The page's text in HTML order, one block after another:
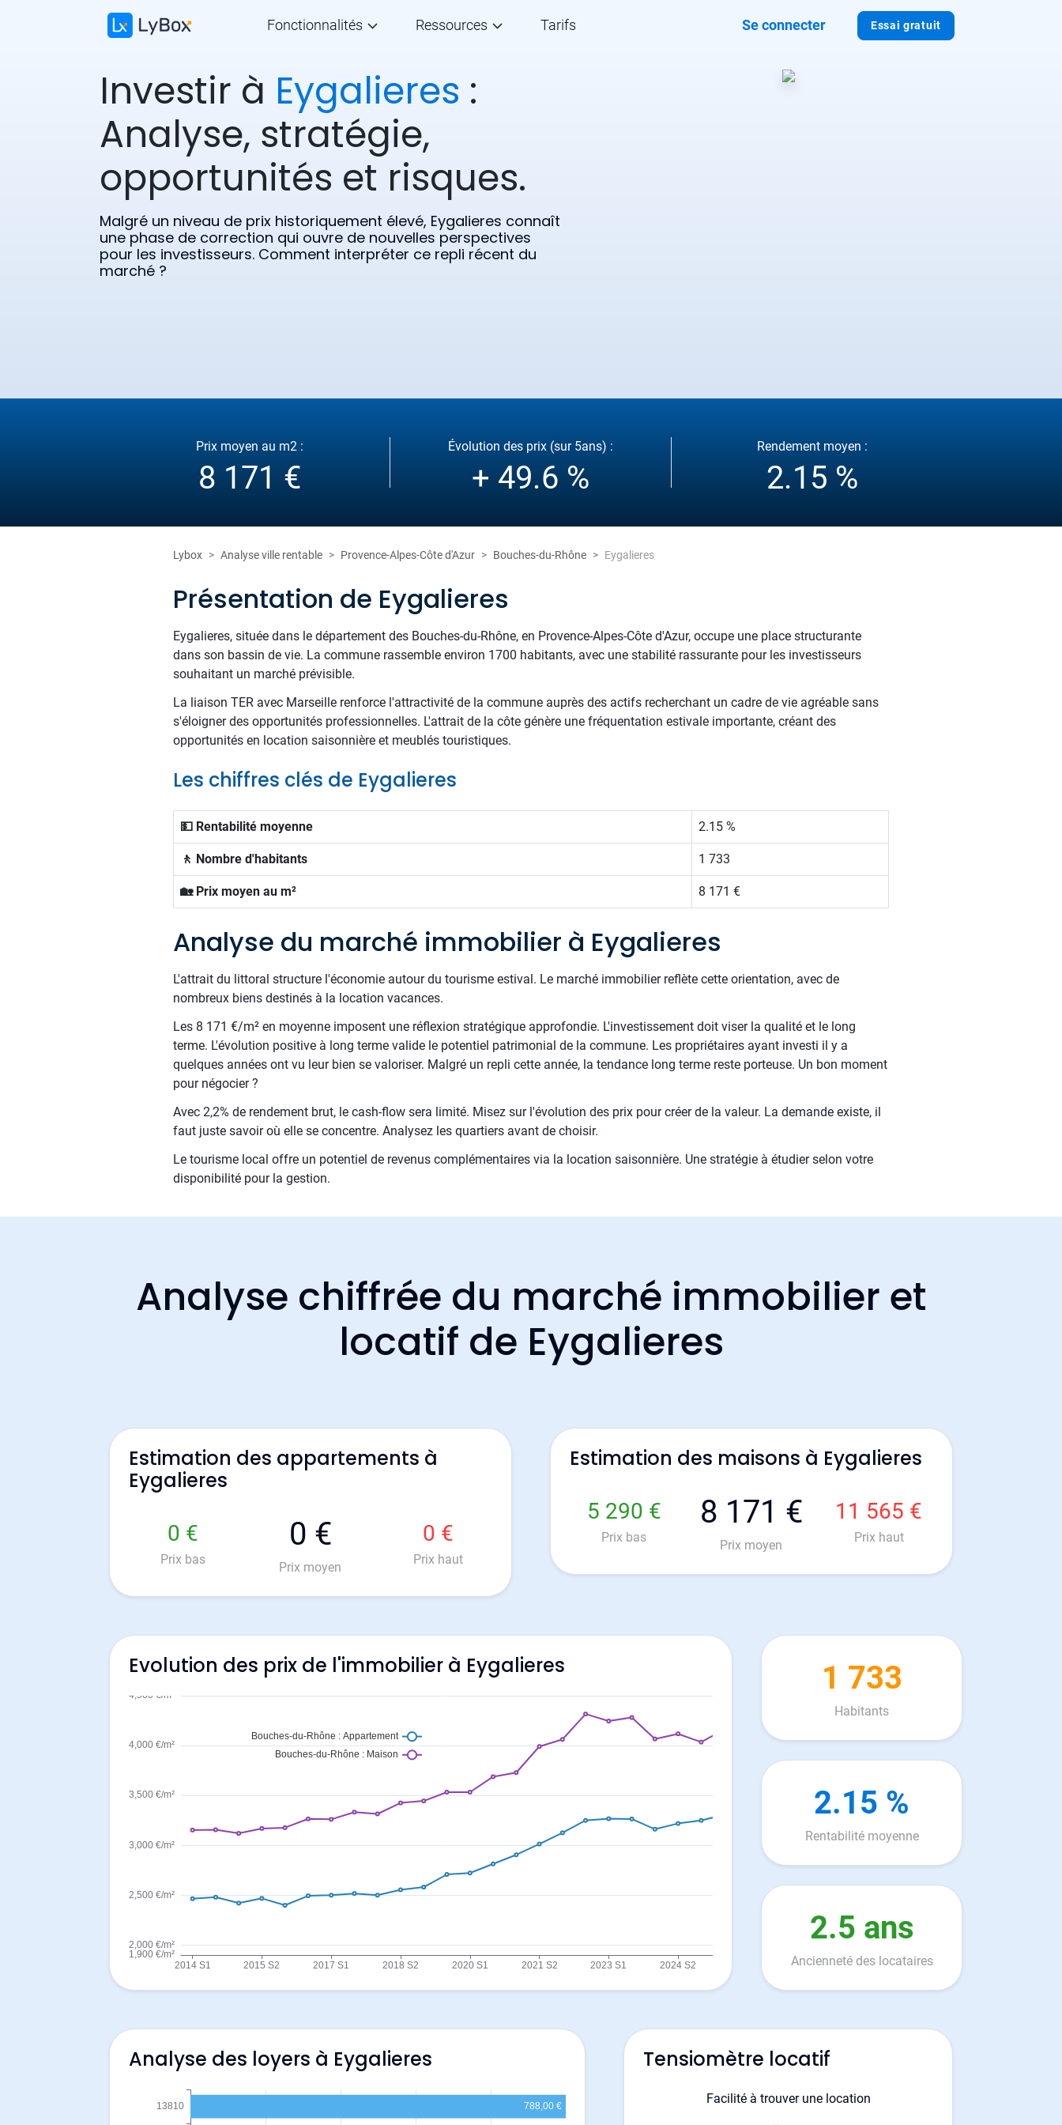
Essai gratuit
Fonctionnalités Ressources Tarifs Se connecter
Investir à Eygalieres :
Analyse, stratégie,
opportunités et risques.
Malgré un niveau de prix historiquement élevé, Eygalieres connaît
une phase de correction qui ouvre de nouvelles perspectives
pour les investisseurs. Comment interpréter ce repli récent du
marché ?
Prix moyen au m2 :
8 171 €
Évolution des prix (sur 5ans) :
+ 49.6 %
Rendement moyen :
2.15 %
Lybox Analyse ville rentable Provence-Alpes-Côte d'Azur Bouches-du-Rhône Eygalieres
Présentation de Eygalieres
Eygalieres, située dans le département des Bouches-du-Rhône, en Provence-Alpes-Côte d'Azur, occupe une place structurante
dans son bassin de vie. La commune rassemble environ 1700 habitants, avec une stabilité rassurante pour les investisseurs
souhaitant un marché prévisible.
La liaison TER avec Marseille renforce l'attractivité de la commune auprès des actifs recherchant un cadre de vie agréable sans
s'éloigner des opportunités professionnelles. L'attrait de la côte génère une fréquentation estivale importante, créant des
opportunités en location saisonnière et meublés touristiques.
Les chiffres clés de Eygalieres
💵 Rentabilité moyenne 2.15 %
🚶 Nombre d'habitants 1 733
🏡 Prix moyen au m² 8 171 €
Analyse du marché immobilier à Eygalieres
L'attrait du littoral structure l'économie autour du tourisme estival. Le marché immobilier reflète cette orientation, avec de
nombreux biens destinés à la location vacances.
Les 8 171 €/m² en moyenne imposent une réflexion stratégique approfondie. L'investissement doit viser la qualité et le long
terme. L'évolution positive à long terme valide le potentiel patrimonial de la commune. Les propriétaires ayant investi il y a
quelques années ont vu leur bien se valoriser. Malgré un repli cette année, la tendance long terme reste porteuse. Un bon moment
pour négocier ?
Avec 2,2% de rendement brut, le cash-flow sera limité. Misez sur l'évolution des prix pour créer de la valeur. La demande existe, il
faut juste savoir où elle se concentre. Analysez les quartiers avant de choisir.
Le tourisme local offre un potentiel de revenus complémentaires via la location saisonnière. Une stratégie à étudier selon votre
disponibilité pour la gestion.
Analyse chiffrée du marché immobilier et
locatif de Eygalieres
Estimation des appartements à
Eygalieres
0 €
Prix bas
0 €
Prix moyen
0 €
Prix haut
Estimation des maisons à Eygalieres
5 290 €
Prix bas
8 171 €
Prix moyen
11 565 €
Prix haut
Evolution des prix de l'immobilier à Eygalieres 1 733
Habitants
2.15 %
Rentabilité moyenne
2.5 ans
Ancienneté des locataires
Analyse des loyers à Eygalieres Tensiomètre locatif
Facilité à trouver une location